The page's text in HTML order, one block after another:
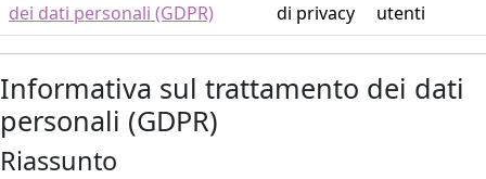
dei dati personali (GDPR)
di privacy
utenti
Informativa sul trattamento dei dati
personali (GDPR)
Riassunto